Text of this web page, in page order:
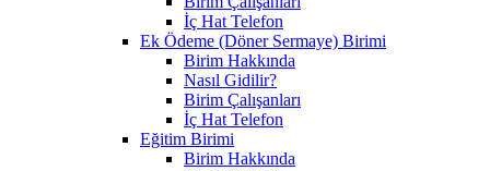
İç Hat Telefon
Ek Ödeme (Döner Sermaye) Birimi
Birim Hakkında
Nasıl Gidilir?
Birim Çalışanları
İç Hat Telefon
Eğitim Birimi
Birim Hakkında